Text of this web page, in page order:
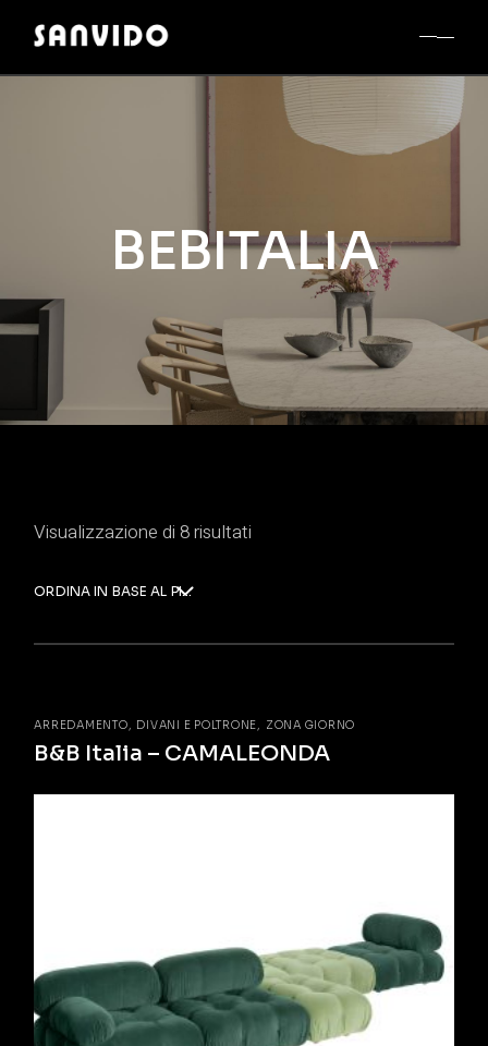
BEBITALIA
Visualizzazione di 8 risultati
ORDINA IN BASE AL PIÙ RECENTE
ARREDAMENTO DIVANI E POLTRONE ZONA GIORNO
B&B Italia – CAMALEONDA